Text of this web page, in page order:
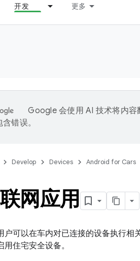
开发 更多
Google 会使用 AI 技术将内容
错误。
Develop Devices Android for Cars
网应用
户可以在车内对已连接的设备执行
住宅安全设备。